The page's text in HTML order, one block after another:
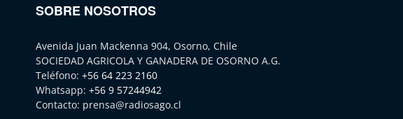
SOBRE NOSOTROS
Avenida Juan Mackenna 904, Osorno, Chile
SOCIEDAD AGRICOLA Y GANADERA DE OSORNO A.G.
Teléfono: +56 64 223 2160
Whatsapp: +56 9 57244942
Contacto: prensa@radiosago.cl